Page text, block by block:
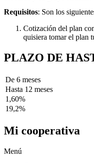
Requisitos: Son los
Cotización del plan
quisiera tomar el plan
PLAZO DE
De 6 meses
Hasta 12 meses
1,60%
19,2%
Mi cooperativa
Menú